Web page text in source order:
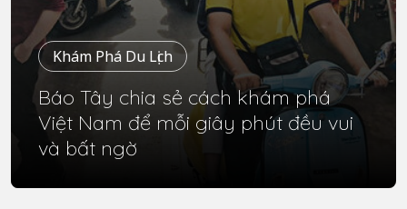
Khám Phá Du Lịch
Báo Tây chia sẻ cách khám phá
Việt Nam để mỗi giây phút đều vui
và bất ngờ